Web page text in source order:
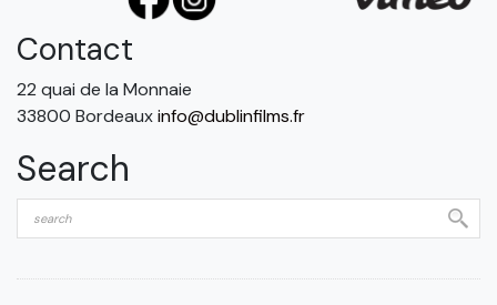
Contact
22 quai de la Monnaie
33800 Bordeauxinfo@dublinfilms.fr
Search